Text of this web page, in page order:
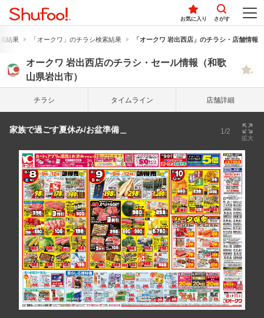
お気に入り さがす
結果 「オークワ」のチラシ検索結果 「オークワ 岩出西店」のチラシ・店舗情報
オークワ 岩出西店のチラシ・セール情報（和歌
山県岩出市）
チラシ タイム ライン 店舗詳細
家族で過ごす夏休み/お盆準備＿ 1/2
拡大